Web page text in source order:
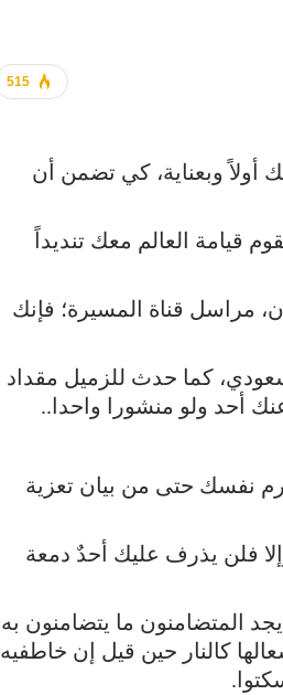
515
أولاً وبعناية، كي تضمن أن
قيامة العالم معك تنديداً
مراسل قناة المسيرة؛ فإنك
كما حدث للزميل مقداد
أحد ولو منشورا واحدا..
نفسك حتى من بيان تعزية
فلن يذرف عليك أحدٌ دمعة
المتضامنون ما يتضامنون به
كالنار حين قيل إن خاطفيه